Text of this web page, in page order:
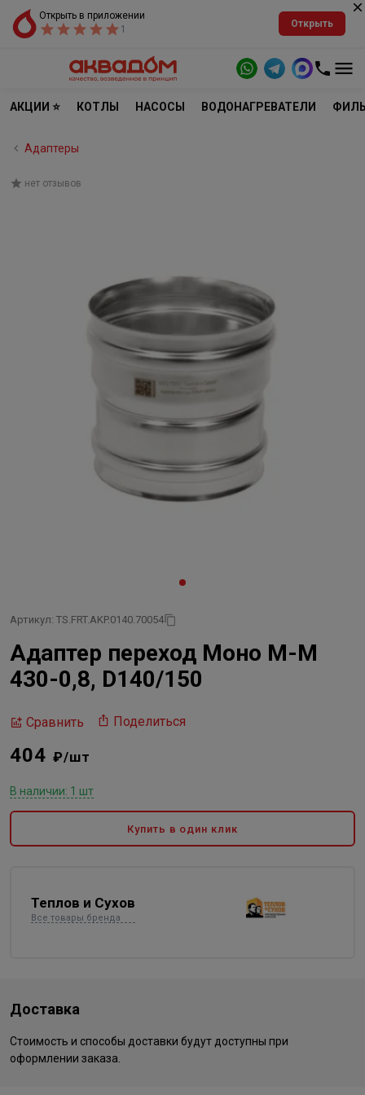
Открыть в приложении
1
Открыть
АКЦИИ ⭐ КОТЛЫ НАСОСЫ ВОДОНАГРЕВАТЕЛИ
Адаптеры
нет отзывов
Артикул: TS.FRT.AKP.0140.70054
Адаптер переход Моно М-М
430-0,8, D140/150
Сравнить Поделиться
404 ₽/шт
В наличии: 1 шт
Купить в один клик
Теплов и Сухов
Все товары бренда
Доставка
Стоимость и способы доставки будут доступны при
оформлении заказа.